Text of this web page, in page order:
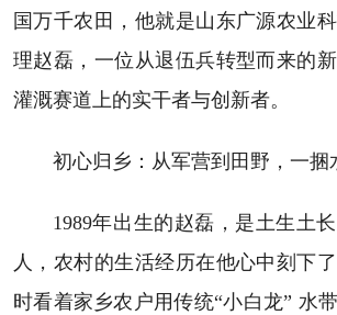
国万千农田，他就是山东广源农业
理赵磊，一位从退伍兵转型而来的
灌溉赛道上的实干者与创新者。
初心归乡：从军营到田野，一捆
1989年出生的赵磊，是土生土
人，农村的生活经历在他心中刻下
时看着家乡农户用传统“小白龙” 水